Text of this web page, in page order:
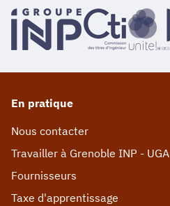
En pratique
Nous contacter
Travailler à Grenoble INP - UGA
Fournisseurs
Taxe d'apprentissage